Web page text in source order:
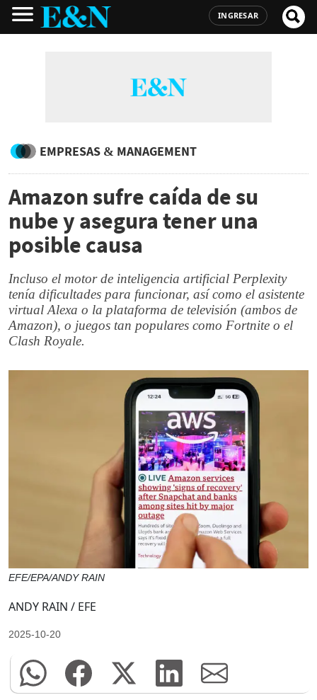
INGRESAR
EMPRESAS & MANAGEMENT
Amazon sufre caída de su
nube y asegura tener una
posible causa
Incluso el motor de inteligencia artificial Perplexity
tenía dificultades para funcionar, así como el asistente
virtual Alexa o la plataforma de televisión (ambos de
Amazon), o juegos tan populares como Fortnite o el
Clash Royale.
EFE/EPA/ANDY RAIN
ANDY RAIN / EFE
2025-10-20